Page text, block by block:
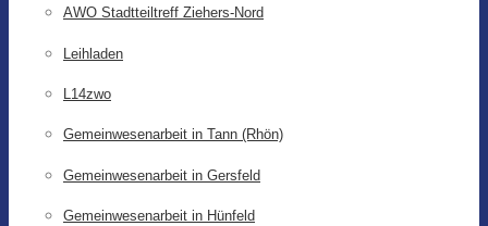
AWO Stadtteiltreff Ziehers-Nord
Leihladen
L14zwo
Gemeinwesenarbeit in Tann (Rhön)
Gemeinwesenarbeit in Gersfeld
Gemeinwesenarbeit in Hünfeld